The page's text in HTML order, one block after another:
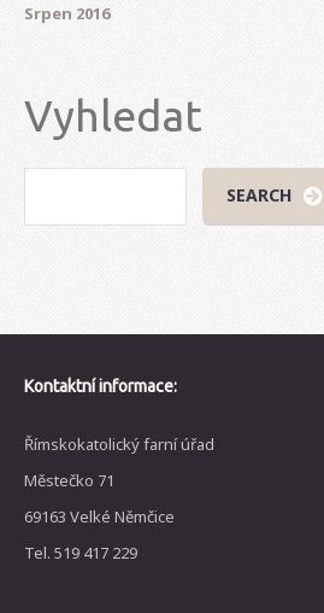
Srpen 2016
Vyhledat
Kontaktní informace:
Římskokatolický farní úřad
Městečko 71
69163 Velké Němčice
Tel. 519 417 229